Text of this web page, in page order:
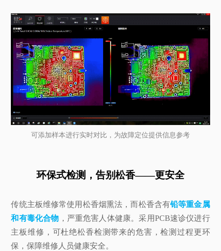
可添加样本进行实时对比，为故障定位提供信息参考
环保式检测，告别松香——更安全
传统主板维修常使用松香烟熏法，而松香含有铅等重金属
和有毒化合物 ，严重危害人体健康。采用PCB速诊仪进行
主板维修，可杜绝松香检测带来的危害，检测过程更环
保，保障维修人员健康安全。